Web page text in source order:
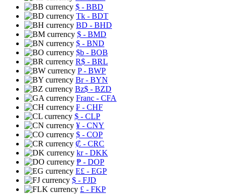
$ - BBD
Tk - BDT
BD - BHD
$ - BMD
$ - BND
$b - BOB
R$ - BRL
P- BWP
Br- BYN
Bz$ - BZD
Franc - CFA
₣ - CHF
$ - CLP
¥ - CNY
$ - COP
₡ - CRC
kr- DKK
₱ - DOP
E£ - EGP
$ - FJD
£ - FKP